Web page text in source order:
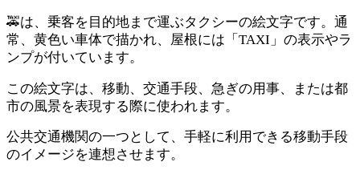
🚕は、乗客を目的地まで運ぶタクシーの絵文字です。通
常、黄色い車体で描かれ、屋根には「TAXI」の表示やラ
ンプが付いています。
この絵文字は、移動、交通手段、急ぎの用事、または都
市の風景を表現する際に使われます。
公共交通機関の一つとして、手軽に利用できる移動手段
のイメージを連想させます。